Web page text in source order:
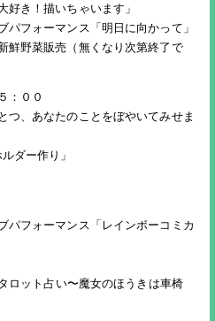
好き！描いちゃいます」
パフォーマンス「明日に向かって」
鮮野菜販売（無くなり次第終了で
：００
つ、あなたのことをぼやいてみせま
ダー作り」
パフォーマンス「レインボーコミカ
ロット占い〜魔女のほうきは車椅